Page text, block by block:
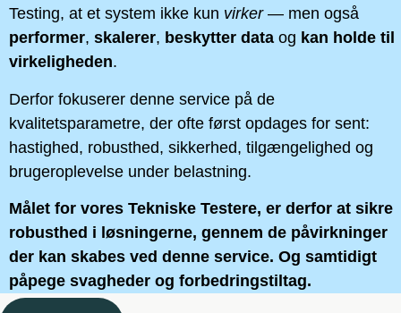
Testing, at et system ikke kun virker— men også
performer, skalerer, beskytter data og kan holde til
virkeligheden.
Derfor fokuserer denne service på de
kvalitetsparametre, der ofte først opdages for sent:
hastighed, robusthed, sikkerhed, tilgængelighed og
brugeroplevelse under belastning.
Målet for vores Tekniske Testere, er derfor at sikre
robusthed i løsningerne, gennem de påvirkninger
der kan skabes ved denne service. Og samtidigt
påpege svagheder og forbedringstiltag.